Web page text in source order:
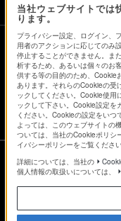
当社ウェブサイトで
ります。
プライバシー設定、ログイン、
用者のアクションに応じてのみ
停止することができません。ま
析するため、あるいは個々のお
供する等の目的のため、Cookie
あります。それらのCookieの受
ックしてください。Cookie使用
ックして下さい。Cookie設定を
ください。Cookieの設定をいつ
よっては、このウェブサイトの
ついては、当社のCookieポリシ
イバシーポリシーをご覧ください
詳細については、当社の
個人情報の取扱いについては、
ソニーストアでのお
会社情報 採用情報
環境